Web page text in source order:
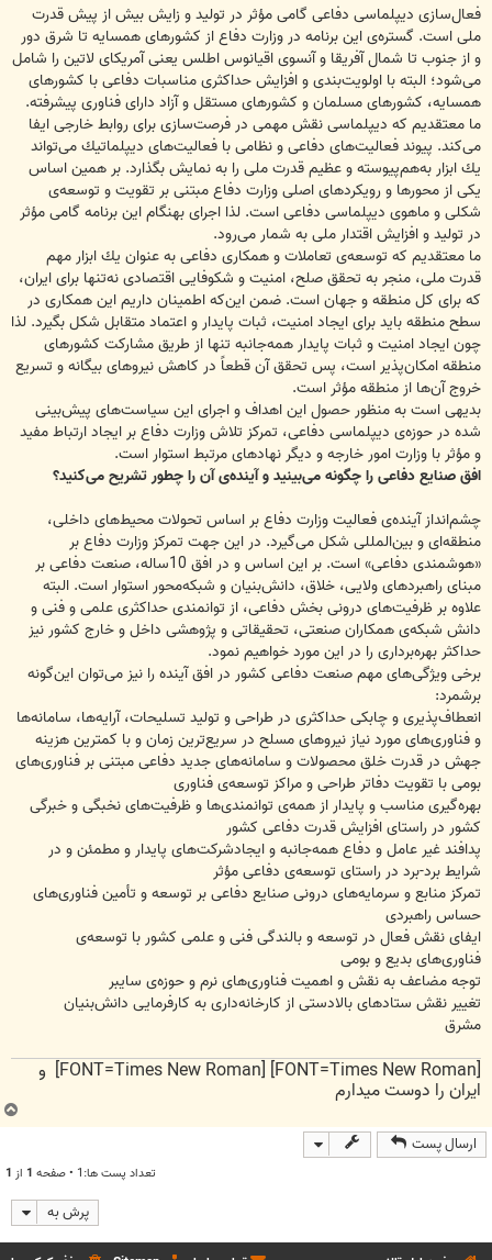
فعال‌سازی دیپلماسی دفاعی گامی مؤثر در تولید و زایش بیش از پیش قدرت
ملی است. گستره‌ی این برنامه در وزارت دفاع از كشورهای همسایه تا شرق دور
و از جنوب تا شمال آفریقا و آنسوی اقیانوس اطلس یعنی آمریكای لاتین را شامل
می‌شود؛ البته با اولویت‌بندی و افزایش حداكثری مناسبات دفاعی با كشورهای
همسایه، كشورهای مسلمان و كشورهای مستقل و آزاد دارای فناوری پیشرفته.
ما معتقدیم كه دیپلماسی نقش مهمی در فرصت‌سازی برای روابط خارجی ایفا
می‌كند. پیوند فعالیت‌های دفاعی و نظامی با فعالیت‌های دیپلماتیك می‌تواند
یك ابزار به‌هم‌پیوسته و عظیم قدرت ملی را به نمایش بگذارد. بر همین اساس
یكی از محورها و رویكردهای اصلی وزارت دفاع مبتنی بر تقویت و توسعه‌ی
شكلی و ماهوی دیپلماسی دفاعی است. لذا اجرای بهنگام این برنامه گامی مؤثر
در تولید و افزایش اقتدار ملی به شمار می‌رود.
ما معتقدیم كه توسعه‌ی تعاملات و همكاری دفاعی به عنوان یك ابزار مهم
قدرت ملی، منجر به تحقق صلح، امنیت و شكوفایی اقتصادی نه‌تنها برای ایران،
كه برای كل منطقه و جهان است. ضمن این‌كه اطمینان داریم این همكاری در
سطح منطقه باید برای ایجاد امنیت، ثبات پایدار و اعتماد متقابل شكل بگیرد. لذا
چون ایجاد امنیت و ثبات پایدار همه‌جانبه تنها از طریق مشاركت كشورهای
منطقه امكان‌پذیر است، پس تحقق آن قطعاً در كاهش نیروهای بیگانه و تسریع
خروج آن‌ها از منطقه مؤثر است.
بدیهی است به منظور حصول این اهداف و اجرای این سیاست‌های پیش‌بینی
شده در حوزه‌ی دیپلماسی دفاعی، تمركز تلاش وزارت دفاع بر ایجاد ارتباط مفید
و مؤثر با وزارت امور خارجه و دیگر نهادهای مرتبط استوار است.
افق صنایع دفاعی را چگونه می‌بینید و آینده‌ی آن را چطور تشریح می‌كنید؟
چشم‌انداز آینده‌ی فعالیت وزارت دفاع بر اساس تحولات محیط‌‌های داخلی،
منطقه‌ای و بین‌المللی شكل می‌گیرد. در این جهت تمركز وزارت دفاع بر
«هوشمندی دفاعی» است. بر این اساس و در افق 10ساله، صنعت دفاعی بر
مبنای راهبردهای ولایی، خلاق، دانش‌بنیان و شبكه‌محور استوار است. البته
علاوه‌ بر ظرفیت‌های درونی بخش دفاعی، از توانمندی حداكثری علمی و فنی و
دانش شبكه‌ی همكاران صنعتی، تحقیقاتی و پژوهشی داخل و خارج كشور نیز
حداكثر بهره‌برداری را در این مورد خواهیم نمود.
برخی ویژگی‌های مهم صنعت دفاعی كشور در افق آینده را نیز می‌توان این‌گونه
برشمرد:
انعطاف‌پذیری و چابكی حداكثری در طراحی و تولید تسلیحات، آرایه‌ها، سامانه‌ها
و فناوری‌های مورد نیاز نیروهای مسلح در سریع‌ترین زمان و با كمترین هزینه
جهش در قدرت خلق محصولات و سامانه‌های جدید دفاعی مبتنی بر فناوری‌های
بومی با تقویت دفاتر طراحی و مراكز توسعه‌ی فناوری
بهره‌گیری مناسب و پایدار از همه‌ی توانمندی‌ها و ظرفیت‌های نخبگی و خبرگی
كشور در راستای افزایش قدرت دفاعی كشور
پدافند غیر عامل و دفاع همه‌جانبه و ایجادشركت‌های پایدار و مطمئن و در
شرایط برد-برد در راستای توسعه‌ی دفاعی مؤثر
تمركز منابع و سرمایه‌های درونی صنایع دفاعی بر توسعه و تأمین فناوری‌های
حساس راهبردی
ایفای نقش فعال در توسعه و بالندگی فنی و علمی كشور با توسعه‌ی
فناوری‌های بدیع و بومی
توجه مضاعف به نقش و اهمیت فناوری‌های نرم و حوزه‌ی سایبر
تغییر نقش ستادهای بالادستی از كارخانه‌داری به كارفرمایی دانش‌بنیان
مشرق
[FONT=Times New Roman] [FONT=Times New Roman] و
ایران را دوست میدارم
ارسال پست
تعداد پست ها:1 • صفحه 1 از 1
پرش به